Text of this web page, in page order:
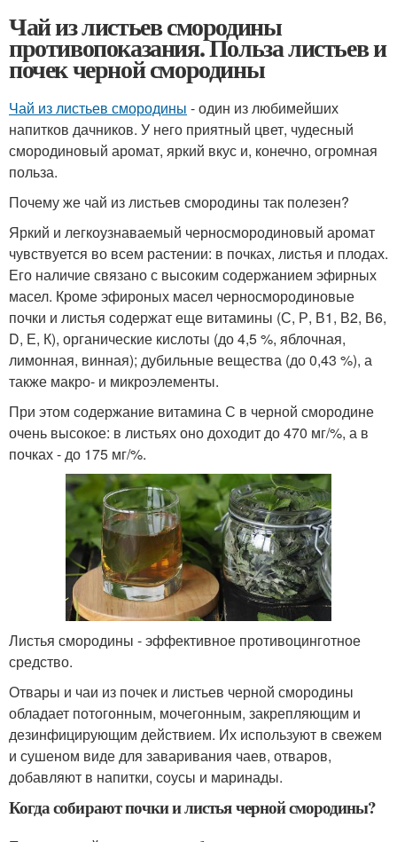
Чай из листьев смородины
противопоказания. Польза листьев и
почек черной смородины
Чай из листьев смородины - один из любимейших
напитков дачников. У него приятный цвет, чудесный
смородиновый аромат, яркий вкус и, конечно, огромная
польза.
Почему же чай из листьев смородины так полезен?
Яркий и легкоузнаваемый черносмородиновый аромат
чувствуется во всем растении: в почках, листья и плодах.
Его наличие связано с высоким содержанием эфирных
масел. Кроме эфироных масел черносмородиновые
почки и листья содержат еще витамины (С, Р, В1, В2, В6,
D, Е, К), органические кислоты (до 4,5 %, яблочная,
лимонная, винная); дубильные вещества (до 0,43 %), а
также макро- и микроэлементы.
При этом содержание витамина С в черной смородине
очень высокое: в листьях оно доходит до 470 мг/%, а в
почках - до 175 мг/%.
Листья смородины - эффективное противоцинготное
средство.
Отвары и чаи из почек и листьев черной смородины
обладает потогонным, мочегонным, закрепляющим и
дезинфицирующим действием. Их используют в свежем
и сушеном виде для заваривания чаев, отваров,
добавляют в напитки, соусы и маринады.
Когда собирают почки и листья черной смородины?